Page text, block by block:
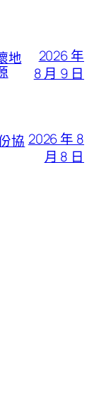
地
2026 年
8 月 9 日
協 2026 年 8
月 8 日